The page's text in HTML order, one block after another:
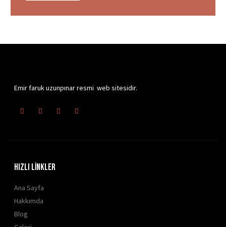
Emir faruk uzunpınar resmi web sitesidir.
HIZLI LİNKLER
Ana Sayfa
Hakkımda
Blog